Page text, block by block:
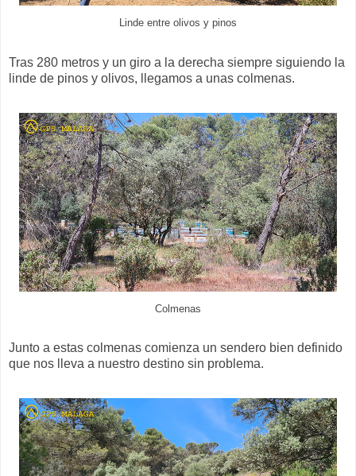
Linde entre olivos y pinos
Tras 280 metros y un giro a la derecha siempre siguiendo la
linde de pinos y olivos, llegamos a unas colmenas.
Colmenas
Junto a estas colmenas comienza un sendero bien definido
que nos lleva a nuestro destino sin problema.